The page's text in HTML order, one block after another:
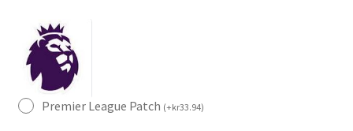
Premier League Patch (+kr33.94)